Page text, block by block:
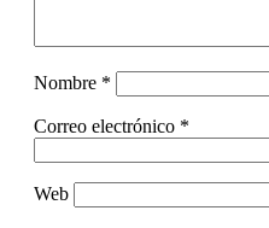
Nombre *
Correo electrónico *
Web